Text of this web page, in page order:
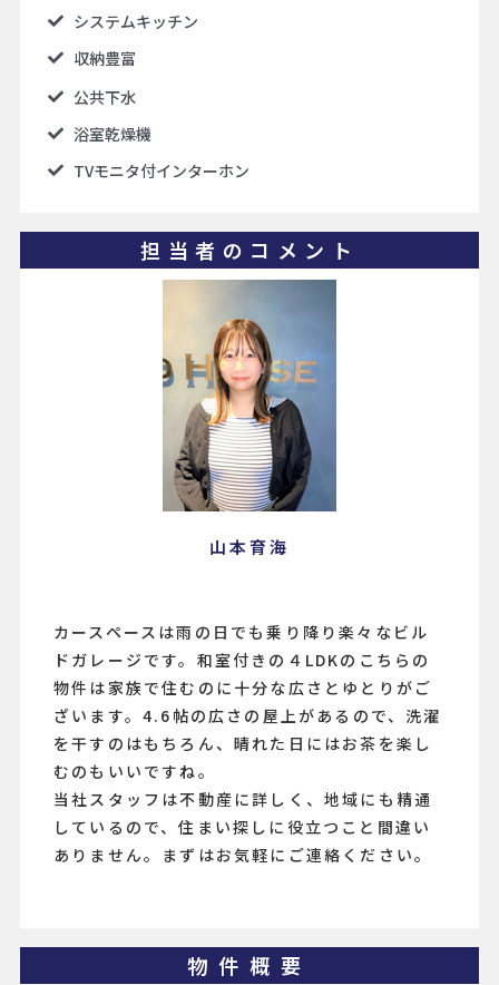
システムキッチン
収納豊富
公共下水
浴室乾燥機
TVモニタ付インターホン
担当者のコメント
山本育海
カースペースは雨の日でも乗り降り楽々なビル
ドガレージです。和室付きの４LDKのこちらの
物件は家族で住むのに十分な広さとゆとりがご
ざいます。4.6帖の広さの屋上があるので、洗濯
を干すのはもちろん、晴れた日にはお茶を楽し
むのもいいですね。
当社スタッフは不動産に詳しく、地域にも精通
しているので、住まい探しに役立つこと間違い
ありません。まずはお気軽にご連絡ください。
物件概要